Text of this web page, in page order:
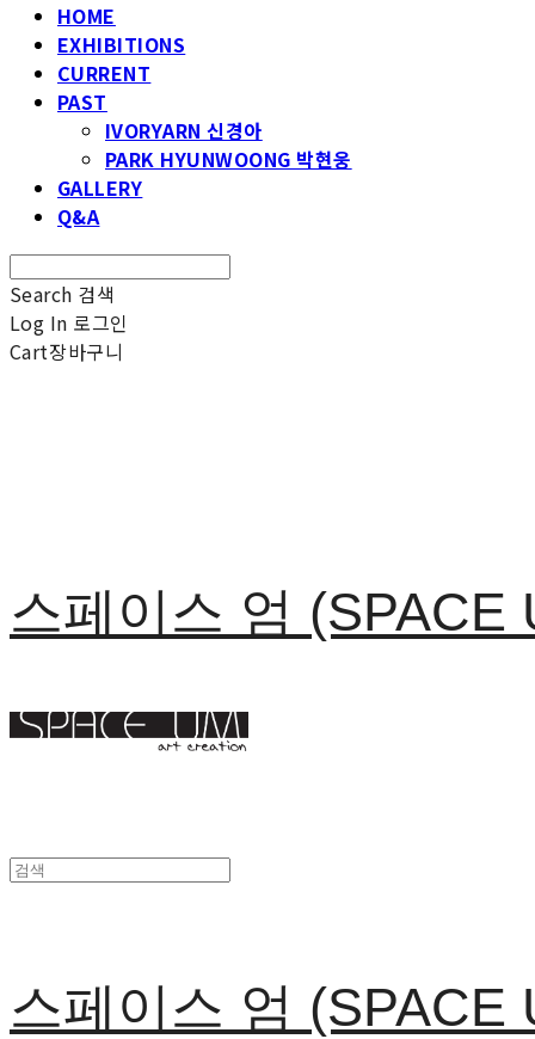
HOME
EXHIBITIONS
CURRENT
PAST
IVORYARN 신경아
PARK HYUNWOONG 박현웅
GALLERY
Q&A
Search 검색
Log In 로그인
Cart장바구니
스페이스 엄 (SPACE
스페이스 엄 (SPACE